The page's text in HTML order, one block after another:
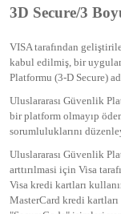
3D Secure/3
VISA tarafından
kabul edilmiş, bir
Platformu (3-D Secure)
Uluslararası Güvenlik
bir platform olmayıp
sorumluluklarını
Uluslararası Güvenlik
arttırılmasi için Visa
Visa kredi kartları
MasterCard kredi